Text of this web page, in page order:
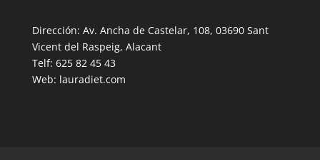
Dirección: Av. Ancha de Castelar, 108, 03690 Sant
Vicent del Raspeig, Alacant
Telf: 625 82 45 43
Web: lauradiet.com